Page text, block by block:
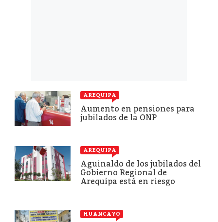
AREQUIPA
Aumento en pensiones para
jubilados de la ONP
AREQUIPA
Aguinaldo de los jubilados del
Gobierno Regional de
Arequipa está en riesgo
HUANCAYO